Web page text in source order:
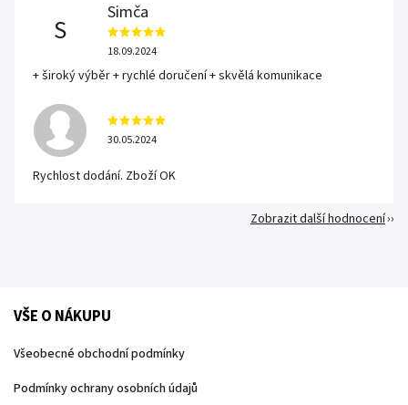
S
Simča
18.09.2024
+ široký výběr + rychlé doručení + skvělá komunikace
30.05.2024
Rychlost dodání. Zboží OK
Zobrazit další hodnocení
VŠE O NÁKUPU
Všeobecné obchodní podmínky
Podmínky ochrany osobních údajů